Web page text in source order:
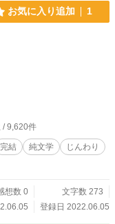
お気に入り追加 1
/ 9,620件
完結 純文学
じんわり
想数 0
文字数 273
登録日 2022.06.05